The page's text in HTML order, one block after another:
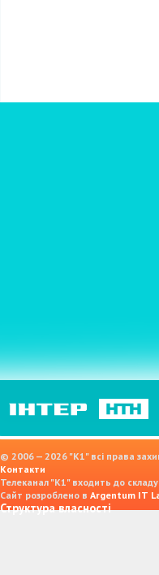
© 2006 — 2026 "K1" всі права
Контакти
Телеканал "К1" входить до складу
Сайт розроблено в Argentum IT
Структура власності